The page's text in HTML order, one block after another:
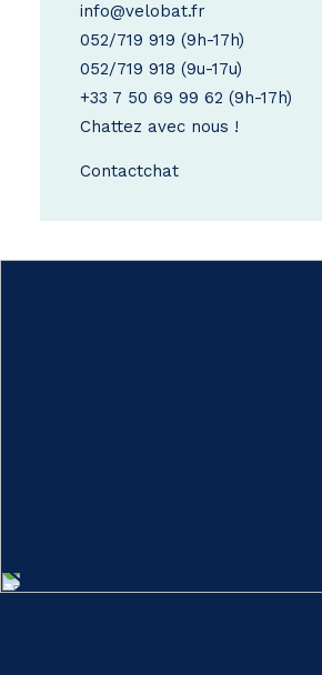
info@velobat.fr
052/719 919 (9h-17h)
052/719 918 (9u-17u)
+33 7 50 69 99 62 (9h-17h)
Chattez avec nous !
Contactchat